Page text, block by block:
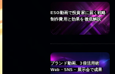
ESG動画で投資家に届く戦略
制作費用と効果を徹底解説
ブランド動画、3倍活用術
Web・SNS・展示会で成果